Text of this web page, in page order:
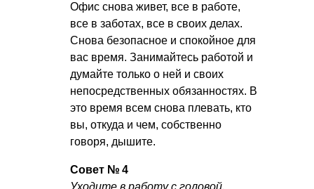
Офис снова живет, все в работе,
все в заботах, все в своих делах.
Снова безопасное и спокойное для
вас время. Занимайтесь работой и
думайте только о ней и своих
непосредственных обязанностях. В
это время всем снова плевать, кто
вы, откуда и чем, собственно
говоря, дышите.
Совет № 4